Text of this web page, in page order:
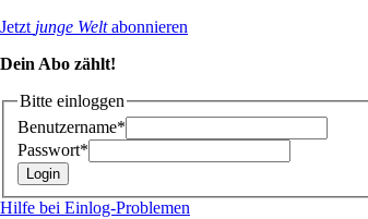
Jetzt junge Weltabonnieren
Dein Abo zählt!
Bitte einloggen
Benutzername*
Passwort*
Hilfe bei Einlog-Problemen